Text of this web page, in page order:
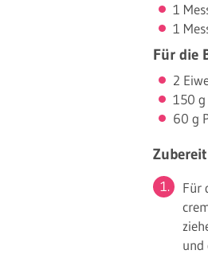
1
1
Für die
2
150
60 g
Für
und